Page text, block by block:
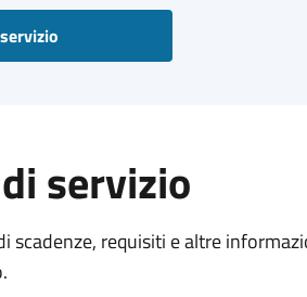
servizio
scadenze, requisiti e altre